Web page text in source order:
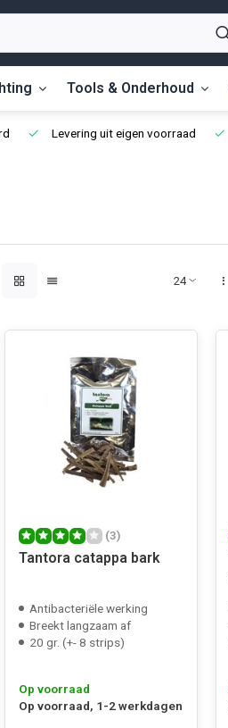
Tools & Onderhoud
Levering uit eigen voorraad
(3)
Tantora catappa bark
Antibacteriële werking
Breekt langzaam af
20 gr. (+- 8 strips)
Op voorraad
Op voorraad, 1-2 werkdagen